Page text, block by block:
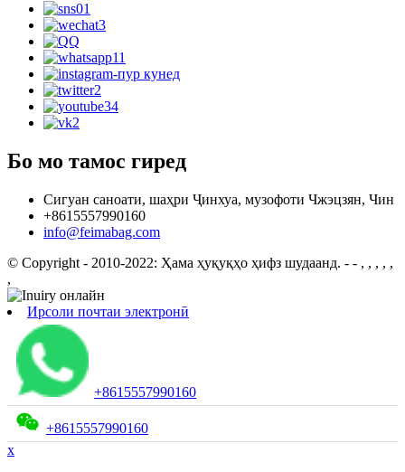
Бо мо тамос гиред
Сигуан саноати, шаҳри Ҷинхуа, музофоти Чжэцзян, Чин
+8615557990160
info@feimabag.com
© Copyright - 2010-2022: Ҳама ҳуқуқҳо ҳифз шудаанд. - - , , , , ,
,
Ирсоли почтаи электронӣ
+8615557990160
+8615557990160
x